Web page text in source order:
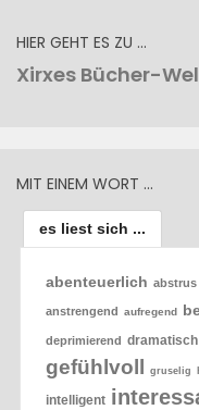
HIER GEHT ES ZU …
Xirxes Bücher-
MIT EINEM WORT …
es liest sich ...
abenteuerlich abstrus
anstrengend aufregend
deprimierend dramatisch
gefühlvoll gruselig
intelligent